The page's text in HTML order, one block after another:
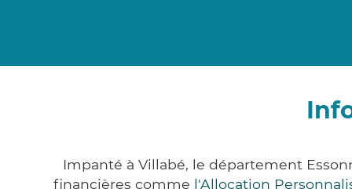
Impanté à Villabé, le département
financières comme l'Allocation